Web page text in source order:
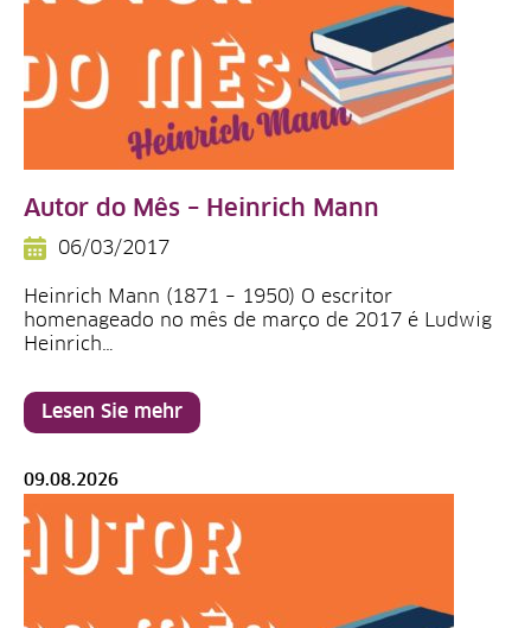
Autor do Mês – Heinrich Mann
06/03/2017
Heinrich Mann (1871 – 1950) O escritor
homenageado no mês de março de 2017 é Ludwig
Heinrich…
Lesen Sie mehr
09.08.2026